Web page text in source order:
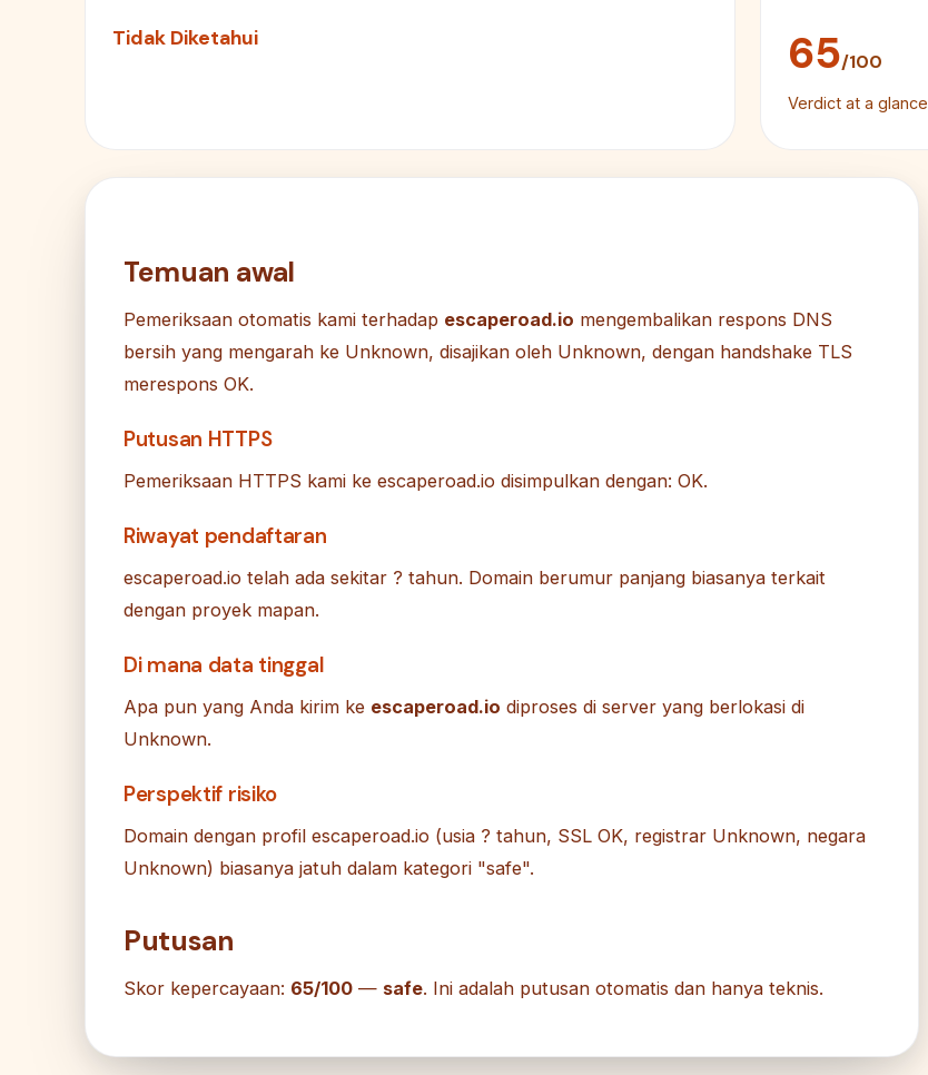
Tidak Diketahui 65/100
Verdict at a glance
Temuan awal
Pemeriksaan otomatis kami terhadap escaperoad.io mengembalikan respons DNS
bersih yang mengarah ke Unknown, disajikan oleh Unknown, dengan handshake TLS
merespons OK.
Putusan HTTPS
Pemeriksaan HTTPS kami ke escaperoad.io disimpulkan dengan: OK.
Riwayat pendaftaran
escaperoad.io telah ada sekitar ? tahun. Domain berumur panjang biasanya terkait
dengan proyek mapan.
Di mana data tinggal
Apa pun yang Anda kirim ke escaperoad.io diproses di server yang berlokasi di
Unknown.
Perspektif risiko
Domain dengan profil escaperoad.io (usia ? tahun, SSL OK, registrar Unknown, negara
Unknown) biasanya jatuh dalam kategori "safe".
Putusan
Skor kepercayaan: 65/100 — safe. Ini adalah putusan otomatis dan hanya teknis.